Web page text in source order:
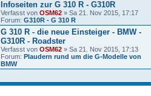
Infoseiten zur G 310 R - G310R
Verfasst von OSM62 » Sa 21. Nov 2015, 17:17
Forum: G310R - G 310 R
G 310 R - die neue Einsteiger - BMW -
G310R - Roadster
Verfasst von OSM62 » Sa 21. Nov 2015, 17:13
Forum: Plaudern rund um die G-Modelle von
BMW